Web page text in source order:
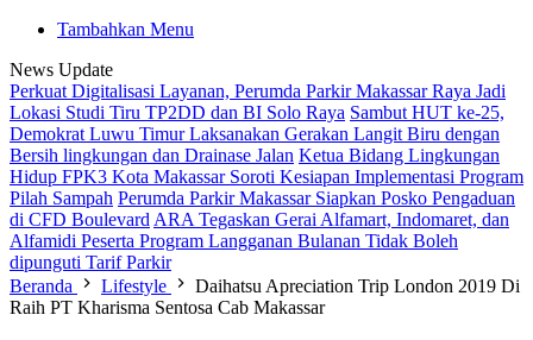
Tambahkan Menu
News Update
Perkuat Digitalisasi Layanan, Perumda Parkir Makassar Raya Jadi
Lokasi Studi Tiru TP2DD dan BI Solo Raya Sambut HUT ke-25,
Demokrat Luwu Timur Laksanakan Gerakan Langit Biru dengan
Bersih lingkungan dan Drainase Jalan Ketua Bidang Lingkungan
Hidup FPK3 Kota Makassar Soroti Kesiapan Implementasi Program
Pilah Sampah Perumda Parkir Makassar Siapkan Posko Pengaduan
di CFD Boulevard ARA Tegaskan Gerai Alfamart, Indomaret, dan
Alfamidi Peserta Program Langganan Bulanan Tidak Boleh
dipunguti Tarif Parkir
Beranda
Lifestyle
Daihatsu Apreciation Trip London 2019 Di
Raih PT Kharisma Sentosa Cab Makassar